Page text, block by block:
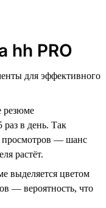
hh PRO
для эффективного
резюме
раз в день. Так
просмотров — шанс
растёт.
выделяется цветом
— вероятность, что